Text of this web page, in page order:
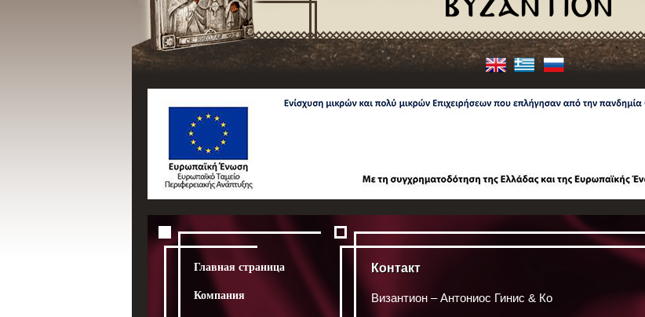
Главная страница
Компания
Контакт
Византион – Антониос Гинис & Ко